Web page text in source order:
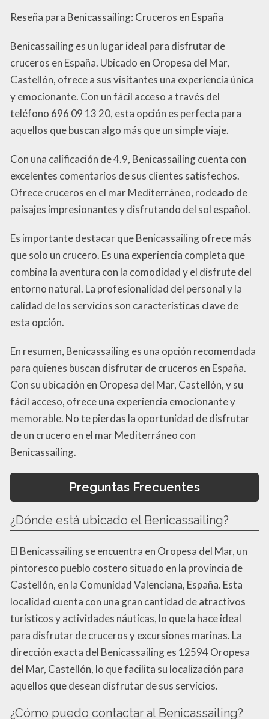
Reseña para Benicassailing: Cruceros en España
Benicassailing es un lugar ideal para disfrutar de
cruceros en España. Ubicado en Oropesa del Mar,
Castellón, ofrece a sus visitantes una experiencia única
y emocionante. Con un fácil acceso a través del
teléfono 696 09 13 20, esta opción es perfecta para
aquellos que buscan algo más que un simple viaje.
Con una calificación de 4.9, Benicassailing cuenta con
excelentes comentarios de sus clientes satisfechos.
Ofrece cruceros en el mar Mediterráneo, rodeado de
paisajes impresionantes y disfrutando del sol español.
Es importante destacar que Benicassailing ofrece más
que solo un crucero. Es una experiencia completa que
combina la aventura con la comodidad y el disfrute del
entorno natural. La profesionalidad del personal y la
calidad de los servicios son características clave de
esta opción.
En resumen, Benicassailing es una opción recomendada
para quienes buscan disfrutar de cruceros en España.
Con su ubicación en Oropesa del Mar, Castellón, y su
fácil acceso, ofrece una experiencia emocionante y
memorable. No te pierdas la oportunidad de disfrutar
de un crucero en el mar Mediterráneo con
Benicassailing.
Preguntas Frecuentes
¿Dónde está ubicado el Benicassailing?
El Benicassailing se encuentra en Oropesa del Mar, un
pintoresco pueblo costero situado en la provincia de
Castellón, en la Comunidad Valenciana, España. Esta
localidad cuenta con una gran cantidad de atractivos
turísticos y actividades náuticas, lo que la hace ideal
para disfrutar de cruceros y excursiones marinas. La
dirección exacta del Benicassailing es 12594 Oropesa
del Mar, Castellón, lo que facilita su localización para
aquellos que desean disfrutar de sus servicios.
¿Cómo puedo contactar al Benicassailing?